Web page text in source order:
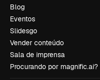
Blog
Eventos
Slidesgo
Vender conteúdo
Sala de imprensa
Procurando por magnific.ai?